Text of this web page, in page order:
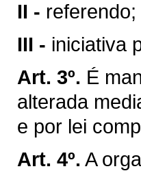
II - referendo;
III - iniciativa
Art. 3º. É
alterada
e por lei
Art. 4º. A